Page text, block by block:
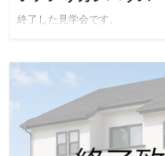
終了した見学会です。